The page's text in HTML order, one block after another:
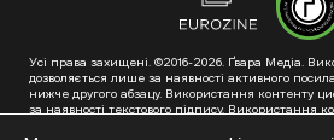
Усі права захищені. ©2016-2026. Ґвара Медіа.
дозволяється лише за наявності активного
нижче другого абзацу. Використання контенту
за наявності текстового підпису. Використання